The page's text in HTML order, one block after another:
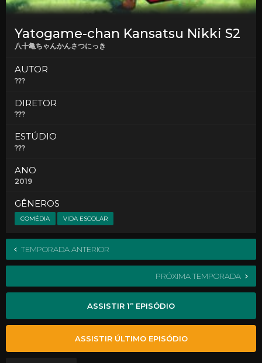
Yatogame-chan Kansatsu Nikki S2
八十亀ちゃんかんさつにっき
AUTOR
???
DIRETOR
???
ESTÚDIO
???
ANO
2019
GÊNEROS
COMÉDIA VIDA ESCOLAR
TEMPORADA ANTERIOR
PRÓXIMA TEMPORADA
ASSISTIR 1º EPISÓDIO
ASSISTIR ÚLTIMO EPISÓDIO